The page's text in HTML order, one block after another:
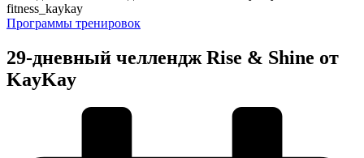
fitness_kaykay
Опубликовано
Программы тренировок
29-дневный челлендж Rise & Shine от
KayKay